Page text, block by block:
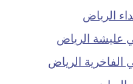
الرياض
عليشة الرياض
الرياض